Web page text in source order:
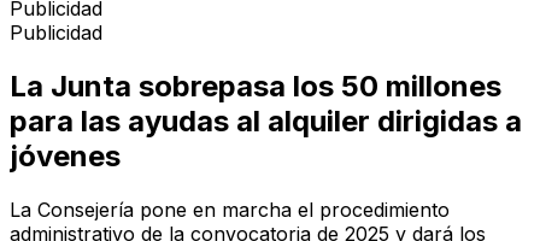
Publicidad
Publicidad
La Junta sobrepasa los 50 millones
para las ayudas al alquiler dirigidas a
jóvenes
La Consejería pone en marcha el procedimiento
administrativo de la convocatoria de 2025 y dará los